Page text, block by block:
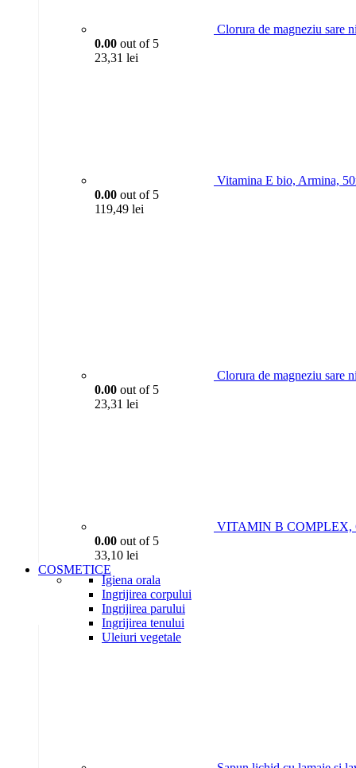
Clorura de magneziu sare
0.00 out of 5
23,31 lei
Vitamina E bio, Armina,
0.00 out of 5
119,49 lei
Clorura de magneziu sare
0.00 out of 5
23,31 lei
VITAMIN B COMPLEX,
0.00 out of 5
33,10 lei
COSMETICE
Igiena orala
Ingrijirea corpului
Ingrijirea parului
Ingrijirea tenului
Uleiuri vegetale